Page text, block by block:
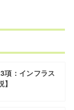
項：インフラス